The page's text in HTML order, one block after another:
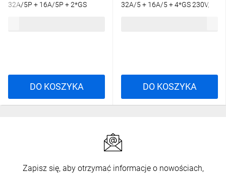
32A/5P + 16A/5P + 2*GS
DO KOSZYKA
32A/5 + 16A/5 + 4*GS 230V,
DO KOSZYKA
Zapisz się, aby otrzymać informacje o nowościach,